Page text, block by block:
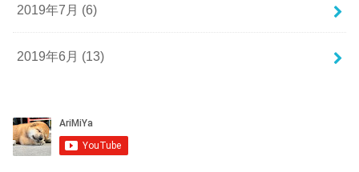
2019年7月 (6)
2019年6月 (13)